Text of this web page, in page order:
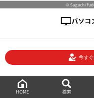
© Saguchi
パソコ
HOME 検索
今す
絞り込み検索
メニュー
ご相談・お問い合わせ